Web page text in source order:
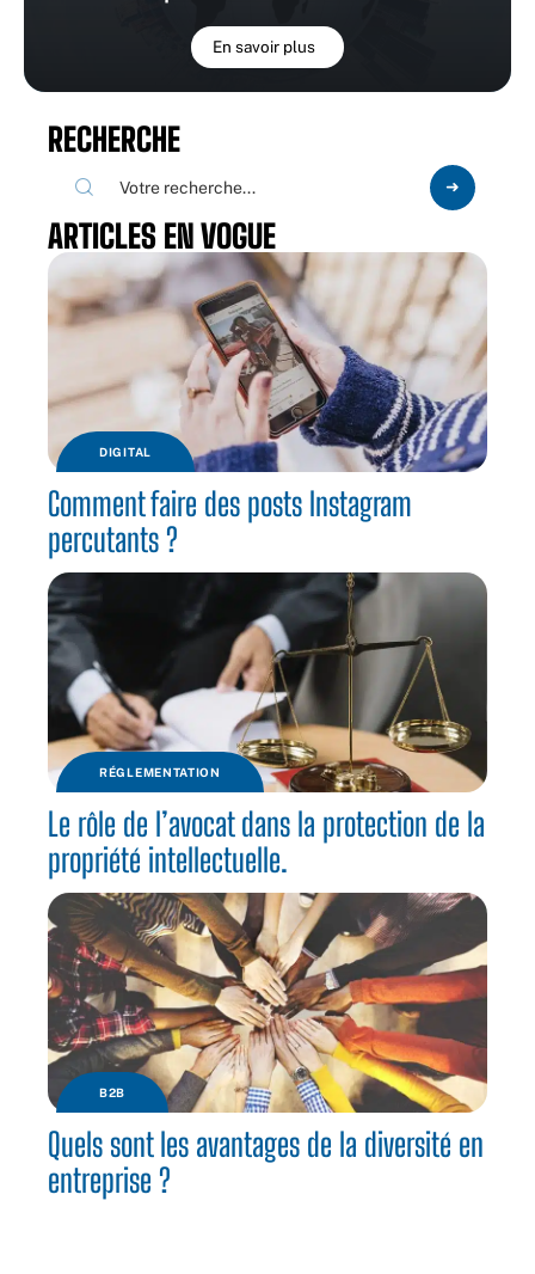
En savoir plus
RECHERCHE
ARTICLES EN VOGUE
DIGITAL
Comment faire des posts Instagram
percutants ?
RÉGLEMENTATION
Le rôle de l’avocat dans la protection de la
propriété intellectuelle.
B2B
Quels sont les avantages de la diversité en
entreprise ?